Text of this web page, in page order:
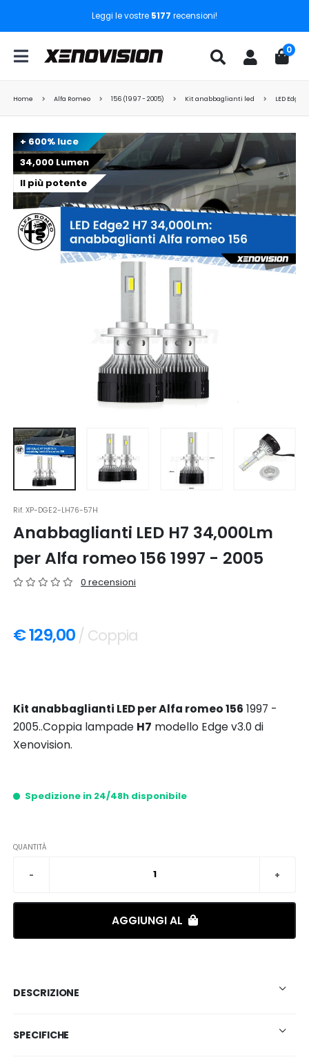
Leggi le vostre 5177 recensioni!
0
Home Alfa Romeo 156 (1997 - 2005) Kit anabbaglianti led LED
+ 600% luce
34,000 Lumen
Il più potente
Rif.XP-DGE2-LH76-57H
Anabbaglianti LED H7 34,000Lm
per Alfa romeo 156 1997 - 2005
0 recensioni
€ 129,00 / Coppia
Kit anabbaglianti LED per Alfa romeo 156 1997 -
2005..Coppia lampade H7 modello Edge v3.0 di
Xenovision.
Spedizione in 24/48h disponibile
QUANTITÀ
AGGIUNGI AL
DESCRIZIONE
SPECIFICHE